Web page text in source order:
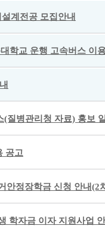
계전공 모집안내
학교 운행 고속버스 이
(질병관리청 자료) 홍보
공고
안정장학금 신청 안내(2
학자금 이자 지원사업